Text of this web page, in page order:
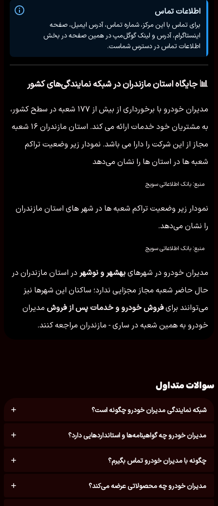
اطلاعات تماس
برای تماس با این مرکز، شماره تماس، آدرس ایمیل، صفحه
اینستاگرام، آدرس و لینک گوگل‌مپ در همین صفحه در بخش
اطلاعات تماس در دسترس شماست.
📊 جایگاه استان مازندران در شبکه نمایندگی‌های کشور
مدیران خودرو با برخورداری از بیش از ۱۷۷ شعبه در سطح کشور،
به مشتریان خود خدمات ارائه می کند. استان مازندران ۱۶ شعبه
مجاز از این شرکت را دارا می باشد. نمودار زیر وضعیت تراکم
شعبه ها در استان ها را نشان می‌دهد
منبع: بانک اطلاعاتی سویج
نمودار زیر وضعیت تراکم شعبه ها در شهر های استان مازندران
را نشان می‌دهد.
منبع: بانک اطلاعاتی سویج
مدیران خودرو در شهرهای بهشهر و نوشهر در استان مازندران در
حال حاضر شعبه مجاز مجزایی ندارد؛ ساکنان این شهرها نیز
می‌توانند برایفروش خودرو و خدمات پس از فروش مدیران
خودرو به همین شعبه در ساری - مازندران مراجعه کنند.
سوالات متداول
شبکه نمایندگی مدیران خودرو چگونه است؟
مدیران خودرو چه گواهینامه‌ها و استانداردهایی دارد؟
چگونه با مدیران خودرو تماس بگیرم؟
مدیران خودرو چه محصولاتی عرضه می‌کند؟